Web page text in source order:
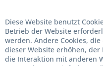
Diese Website benutzt
Betrieb der Website
werden. Andere Cookies,
dieser Website erhöhen,
die Interaktion mit anderen